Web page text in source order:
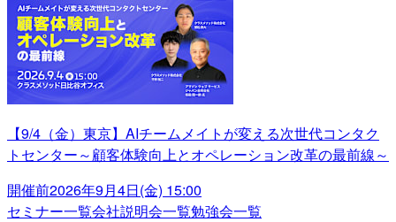
【9/4（金）東京】AIチームメイトが変える次世代コンタク
トセンター～顧客体験向上とオペレーション改革の最前線～
開催前2026年9月4日(金) 15:00
セミナー一覧会社説明会一覧勉強会一覧